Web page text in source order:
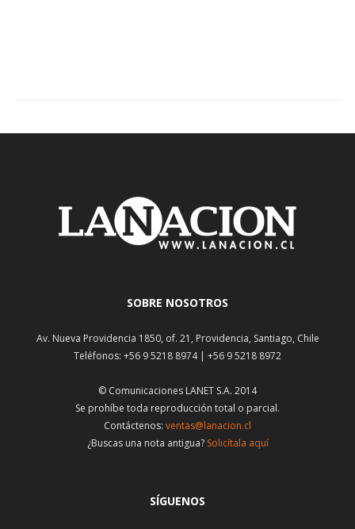
SOBRE NOSOTROS
Av. Nueva Providencia 1850, of. 21, Providencia, Santiago, Chile
Teléfonos: +56 9 5218 8974 | +56 9 5218 8972
© Comunicaciones LANET S.A. 2014
Se prohíbe toda reproducción total o parcial.
Contáctenos: ventas@lanacion.cl
¿Buscas una nota antigua? Solicítala aquí
SÍGUENOS